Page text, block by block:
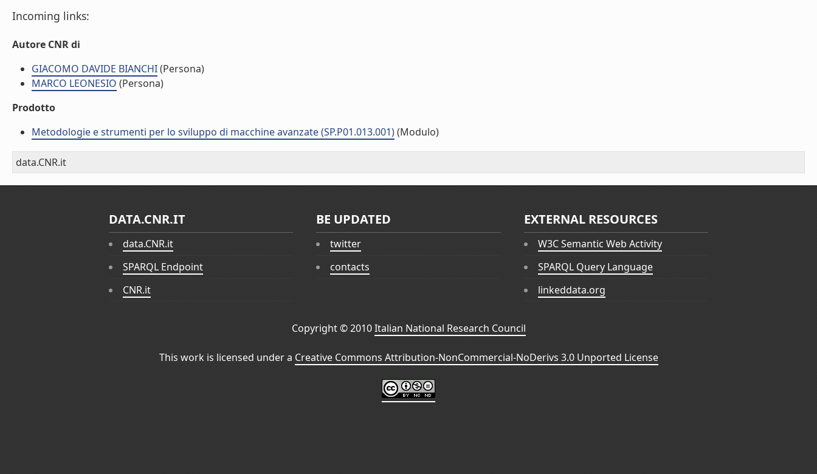
Incoming links:
Autore CNR di
GIACOMO DAVIDE BIANCHI(Persona)
MARCO LEONESIO (Persona)
Prodotto
Metodologie e strumenti per lo sviluppo di macchine avanzate (SP.P01.013.001)(Modulo)
data.CNR.it
DATA.CNR.IT
data.CNR.it
SPARQL Endpoint
CNR.it
BE UPDATED
twitter
contacts
EXTERNAL RESOURCES
W3C Semantic Web Activity
SPARQL Query Language
linkeddata.org
Copyright © 2010Italian National Research Council
This work is licensed under a Creative Commons Attribution-NonCommercial-NoDerivs 3.0 Unported License